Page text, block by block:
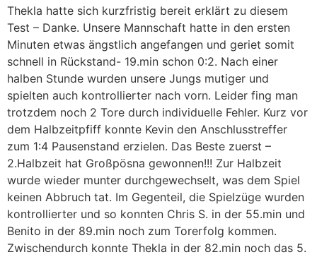
Thekla hatte sich kurzfristig bereit erklärt zu diesem
Test – Danke. Unsere Mannschaft hatte in den ersten
Minuten etwas ängstlich angefangen und geriet somit
schnell in Rückstand- 19.min schon 0:2. Nach einer
halben Stunde wurden unsere Jungs mutiger und
spielten auch kontrollierter nach vorn. Leider fing man
trotzdem noch 2 Tore durch individuelle Fehler. Kurz vor
dem Halbzeitpfiff konnte Kevin den Anschlusstreffer
zum 1:4 Pausenstand erzielen. Das Beste zuerst –
2.Halbzeit hat Großpösna gewonnen!!! Zur Halbzeit
wurde wieder munter durchgewechselt, was dem Spiel
keinen Abbruch tat. Im Gegenteil, die Spielzüge wurden
kontrollierter und so konnten Chris S. in der 55.min und
Benito in der 89.min noch zum Torerfolg kommen.
Zwischendurch konnte Thekla in der 82.min noch das 5.